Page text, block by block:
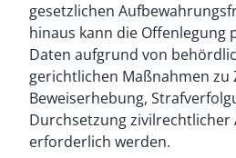
gesetzlichen
hinaus kann die Offenlegung
Daten aufgrund von
gerichtlichen Maßnahmen zu
Beweiserhebung,
Durchsetzung zivilrechtlicher
erforderlich werden.